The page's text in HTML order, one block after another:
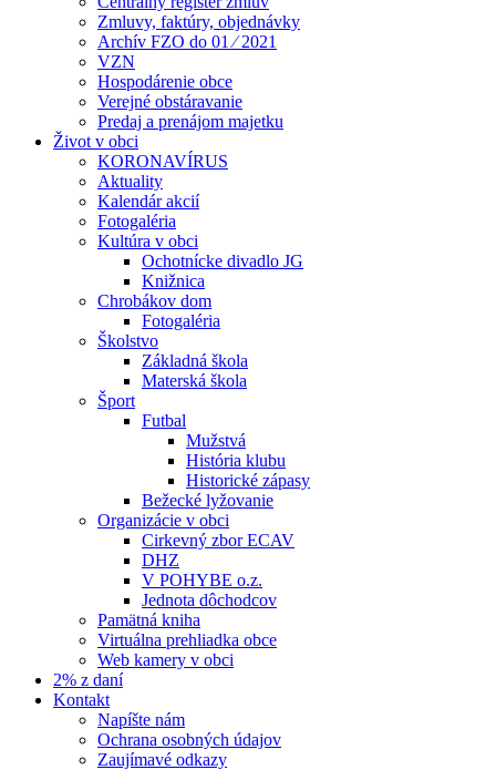
Zmluvy, faktúry, objednávky
Archív FZO do 01 ⁄ 2021
VZN
Hospodárenie obce
Verejné obstáravanie
Predaj a prenájom majetku
Život v obci
KORONAVÍRUS
Aktuality
Kalendár akcií
Fotogaléria
Kultúra v obci
Ochotnícke divadlo JG
Knižnica
Chrobákov dom
Fotogaléria
Školstvo
Základná škola
Materská škola
Šport
Futbal
Mužstvá
História klubu
Historické zápasy
Bežecké lyžovanie
Organizácie v obci
Cirkevný zbor ECAV
DHZ
V POHYBE o.z.
Jednota dôchodcov
Pamätná kniha
Virtuálna prehliadka obce
Web kamery v obci
2% z daní
Kontakt
Napíšte nám
Ochrana osobných údajov
Zaujímavé odkazy